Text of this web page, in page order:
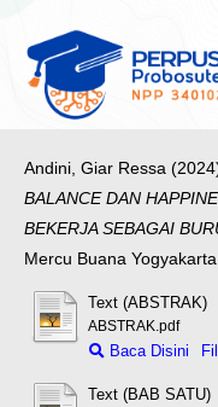
Andini, Giar Ressa
BALANCE DAN
BEKERJA SEBAGAI
Mercu Buana
Text (ABSTRAK)
ABSTRAK.pdf
Baca Disini
Text (BAB SATU)